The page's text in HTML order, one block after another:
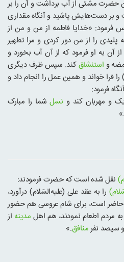
حضرت مشتی از آب برداشت و آن را بر
بر دست‌هایش پاشید و آنگاه مقداری
«خدایا فاطمه از من و من از
را از من دور کردی و مرا تطهیر
آن به او فرمود که از آن آب بخورد و
و استنشاقکند. سپس ظرف دیگری
فرا خواند و همین عمل را انجام داد و
فرمود:
و مهربان کند و نسلشما را مبارک
نقل شده است که حضرت فرمودند:
را به عقد علی (علیه‌السّلام) درآورد،
حاضر است، برای شام عروسی هم حضور
به مردم اطعام نمودند، هم اهل مدینه از
و سیصد نفرمنافق.»